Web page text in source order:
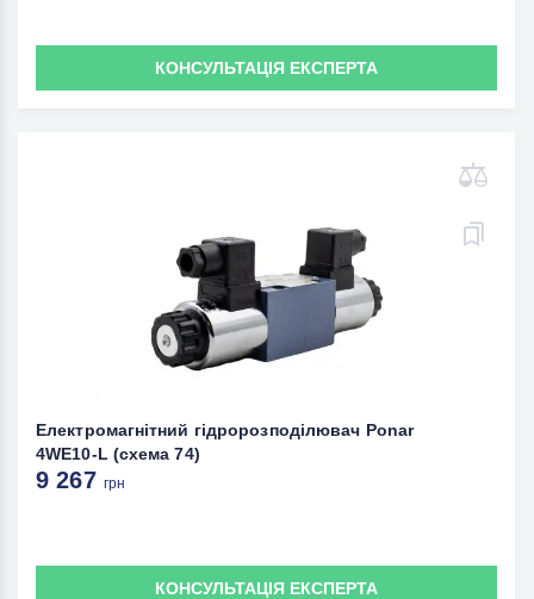
КОНСУЛЬТАЦІЯ ЕКСПЕРТА
Електромагнітний гідророзподілювач Ponar
4WE10-L (схема 74)
9 267 грн
КОНСУЛЬТАЦІЯ ЕКСПЕРТА